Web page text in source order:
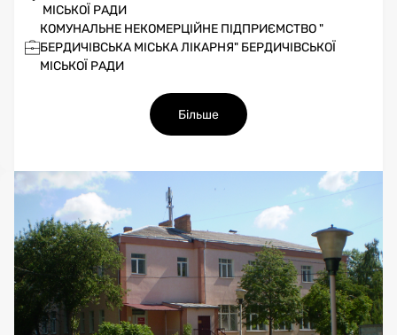
МІСЬКОЇ РАДИ
КОМУНАЛЬНЕ НЕКОМЕРЦІЙНЕ ПІДПРИЄМСТВО "
БЕРДИЧІВСЬКА МІСЬКА ЛІКАРНЯ" БЕРДИЧІВСЬКОЇ
МІСЬКОЇ РАДИ
Більше